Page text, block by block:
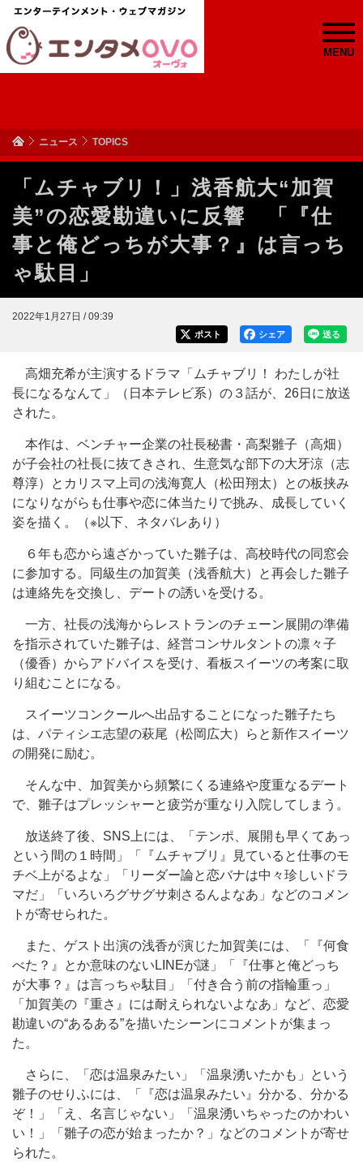
MENU
ニュース TOPICS
「ムチャブリ！」浅香航大“加賀
美”の恋愛勘違いに反響 「『仕
事と俺どっちが大事？』は言っち
ゃ駄目」
2022年1月27日 / 09:39
送る
シェア
ポスト
高畑充希が主演するドラマ「ムチャブリ！ わたしが社
長になるなんて」（日本テレビ系）の３話が、26日に放送
された。
本作は、ベンチャー企業の社長秘書・高梨雛子（高畑）
が子会社の社長に抜てきされ、生意気な部下の大牙涼（志
尊淳）とカリスマ上司の浅海寛人（松田翔太）との板挟み
になりながらも仕事や恋に体当たりで挑み、成長していく
姿を描く。（※以下、ネタバレあり）
６年も恋から遠ざかっていた雛子は、高校時代の同窓会
に参加する。同級生の加賀美（浅香航大）と再会した雛子
は連絡先を交換し、デートの誘いを受ける。
一方、社長の浅海からレストランのチェーン展開の準備
を指示されていた雛子は、経営コンサルタントの凛々子
（優香）からアドバイスを受け、看板スイーツの考案に取
り組むことになる。
スイーツコンクールへ出品することになった雛子たち
は、パティシエ志望の萩尾（松岡広大）らと新作スイーツ
の開発に励む。
そんな中、加賀美から頻繁にくる連絡や度重なるデート
で、雛子はプレッシャーと疲労が重なり入院してしまう。
放送終了後、SNS上には、「テンポ、展開も早くてあっ
という間の１時間」「『ムチャブリ』見ていると仕事のモ
チベ上がるよな」「リーダー論と恋バナは中々珍しいドラ
マだ」「いろいろグサグサ刺さるんよなあ」などのコメン
トが寄せられた。
また、ゲスト出演の浅香が演じた加賀美には、「『何食
べた？』とか意味のないLINEが謎」「『仕事と俺どっち
が大事？』は言っちゃ駄目」「付き合う前の指輪重っ」
「加賀美の『重さ』には耐えられないよなあ」など、恋愛
勘違いの“あるある”を描いたシーンにコメントが集まっ
た。
さらに、「恋は温泉みたい」「温泉湧いたかも」という
雛子のせりふには、「『恋は温泉みたい』分かる、分かる
ぞ！」「え、名言じゃない」「温泉湧いちゃったのかわい
い！」「雛子の恋が始まったか？」などのコメントが寄せ
られた。